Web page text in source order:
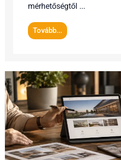
mérhetőségtől ...
Tovább...